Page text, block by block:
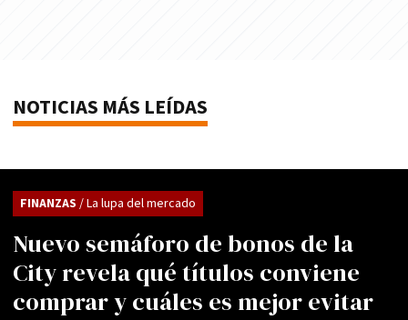
NOTICIAS MÁS LEÍDAS
Nuevo semáforo de bonos de la
City revela qué títulos conviene
comprar y cuáles es mejor evitar
FINANZAS / La lupa del mercado